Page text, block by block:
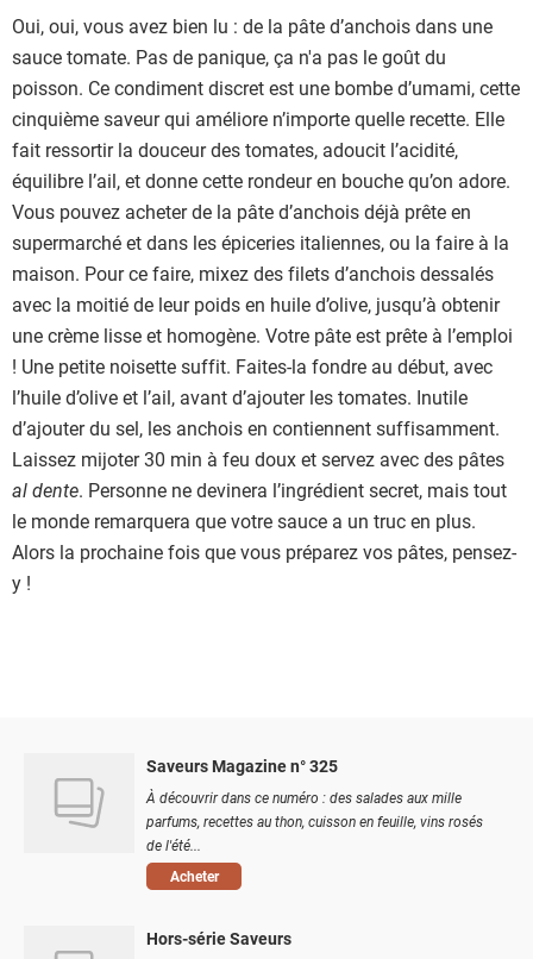
Oui, oui, vous avez bien lu : de la pâte d’anchois dans une
sauce tomate. Pas de panique, ça n'a pas le goût du
poisson. Ce condiment discret est une bombe d’umami, cette
cinquième saveur qui améliore n’importe quelle recette. Elle
fait ressortir la douceur des tomates, adoucit l’acidité,
équilibre l’ail, et donne cette rondeur en bouche qu’on adore.
Vous pouvez acheter de la pâte d’anchois déjà prête en
supermarché et dans les épiceries italiennes, ou la faire à la
maison. Pour ce faire, mixez des filets d’anchois dessalés
avec la moitié de leur poids en huile d’olive, jusqu’à obtenir
une crème lisse et homogène. Votre pâte est prête à l’emploi
! Une petite noisette suffit. Faites-la fondre au début, avec
l’huile d’olive et l’ail, avant d’ajouter les tomates. Inutile
d’ajouter du sel, les anchois en contiennent suffisamment.
Laissez mijoter 30 min à feu doux et servez avec des pâtes
al dente. Personne ne devinera l’ingrédient secret, mais tout
le monde remarquera que votre sauce a un truc en plus.
Alors la prochaine fois que vous préparez vos pâtes, pensez-
y !
Saveurs Magazine n° 325
À découvrir dans ce numéro : des salades aux mille
parfums, recettes au thon, cuisson en feuille, vins rosés
de l'été...
Acheter
Hors-série Saveurs